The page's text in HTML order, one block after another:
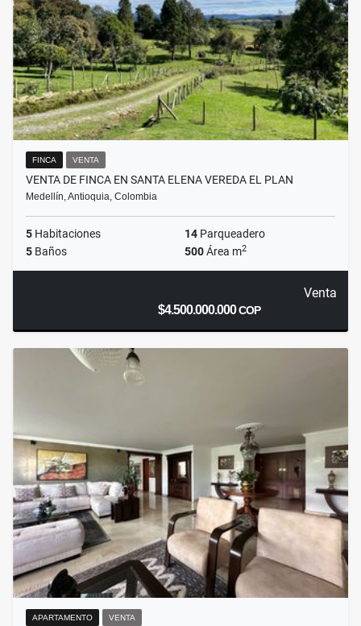
FINCA VENTA
VENTA DE FINCA EN SANTA ELENA VEREDA EL PLAN
Medellín, Antioquia, Colombia
5 Habitaciones 14 Parqueadero
5 Baños 500Área m2
Venta
$4.500.000.000COP
APARTAMENTO VENTA